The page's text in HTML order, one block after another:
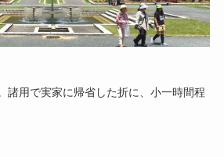
諸用で実家に帰省した折に、小一時間程